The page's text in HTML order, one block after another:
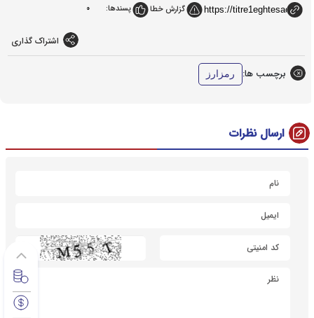
گزارش خطا پسندها: 0
اشتراک گذاری
برچسب ها: رمزارز
ارسال نظرات